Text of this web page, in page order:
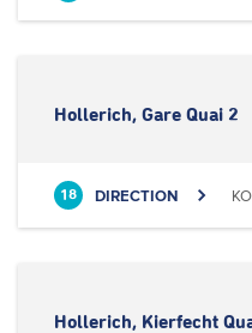
Hollerich, Gare Quai 2
18 DIRECTION
Hollerich, Kierfecht